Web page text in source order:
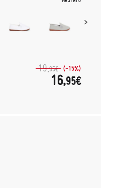
19,95€ (-15%)
16,95€